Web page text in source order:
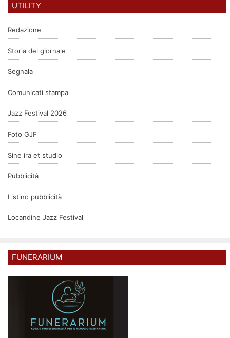
UTILITY
Redazione
Storia del giornale
Segnala
Comunicati stampa
Jazz Festival 2026
Foto GJF
Sine ira et studio
Pubblicità
Listino pubblicità
Locandine Jazz Festival
FUNERARIUM